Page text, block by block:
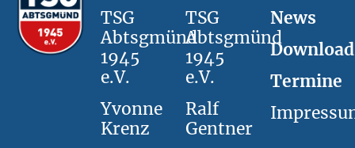
TSG
Abtsgmünd
1945
e.V.
Yvonne
Krenz
TSG
Abtsgmünd
1945
e.V.
Ralf
Gentner
News
Termine